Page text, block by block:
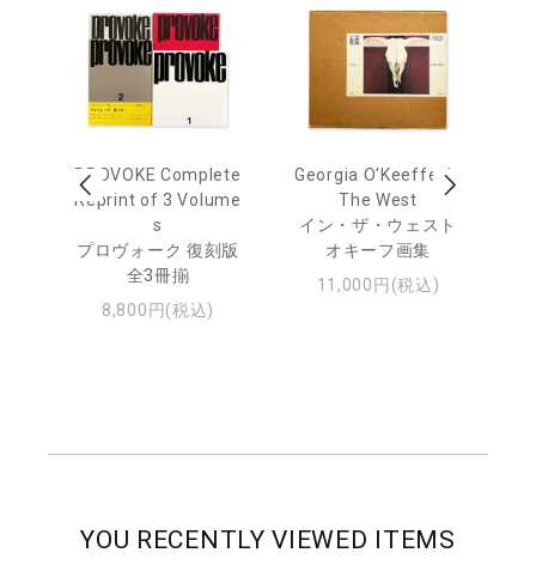
PROVOKE Complete
Reprint of 3 Volume
s
プロヴォーク 復刻版
全3冊揃
8,800円(税込)
Georgia O'Keeffe: In
The West
イン・ザ・ウェスト
オキーフ画集
11,000円(税込)
YOU RECENTLY VIEWED ITEMS